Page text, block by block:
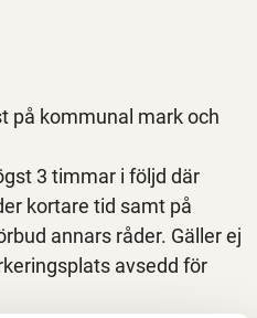
på kommunal mark och
3 timmar i följd där
kortare tid samt på
annars råder. Gäller ej
avsedd för